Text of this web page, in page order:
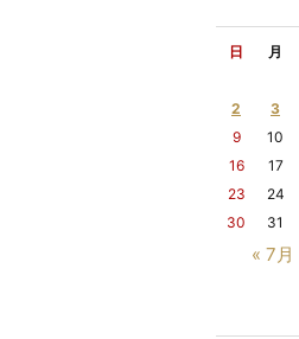
日 月
« 7月
2
3
9
10
16
17
23
24
30
31